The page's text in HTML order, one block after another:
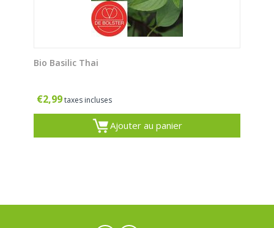
Bio Basilic Thai
€2,99taxes incluses
Ajouter au panier